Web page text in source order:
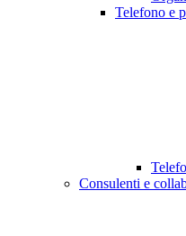
Telefono e
Consulenti e